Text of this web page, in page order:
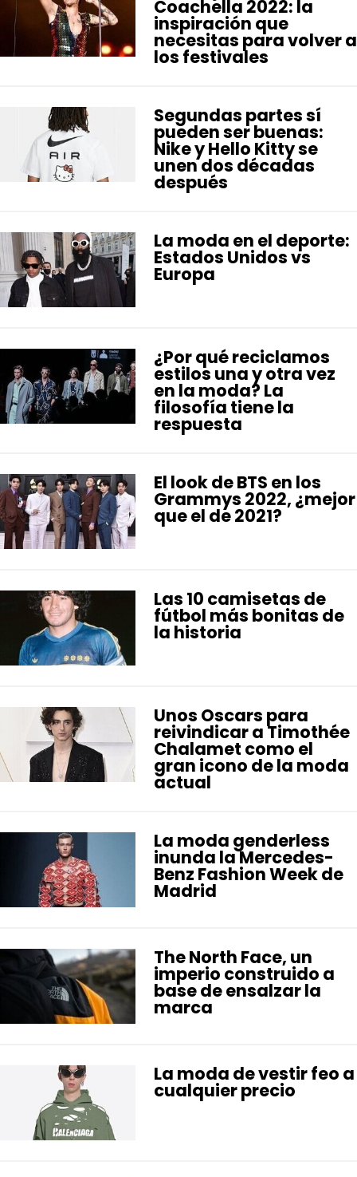
Coachella 2022: la
inspiración que
necesitas para volver a
los festivales
Segundas partes sí
pueden ser buenas:
Nike y Hello Kitty se
unen dos décadas
después
La moda en el deporte:
Estados Unidos vs
Europa
¿Por qué reciclamos
estilos una y otra vez
en la moda? La
filosofía tiene la
respuesta
El look de BTS en los
Grammys 2022, ¿mejor
que el de 2021?
Las 10 camisetas de
fútbol más bonitas de
la historia
Unos Oscars para
reivindicar a Timothée
Chalamet como el
gran icono de la moda
actual
La moda genderless
inunda la Mercedes-
Benz Fashion Week de
Madrid
The North Face, un
imperio construido a
base de ensalzar la
marca
La moda de vestir feo a
cualquier precio